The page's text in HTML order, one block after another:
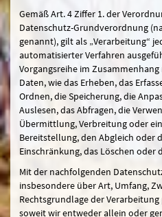
Gemäß Art. 4 Ziffer 1. der
Datenschutz-Grundverordnung
genannt), gilt als „Verarbeitung“
automatisierter Verfahren
Vorgangsreihe im
Daten, wie das Erheben, das
Ordnen, die Speicherung, die
Auslesen, das Abfragen, die
Übermittlung, Verbreitung oder
Bereitstellung, den Abgleich oder
Einschränkung, das Löschen oder
Mit der nachfolgenden
insbesondere über Art, Umfang,
Rechtsgrundlage der
soweit wir entweder allein oder